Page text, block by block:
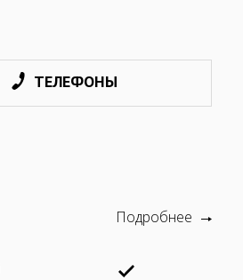
ТЕЛЕФОНЫ
Подробнее